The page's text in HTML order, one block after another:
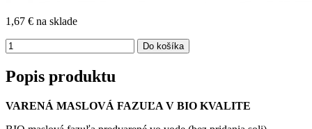
1,67 € na sklade
Popis produktu
VARENÁ MASLOVÁ FAZUĽA V BIO KVALITE